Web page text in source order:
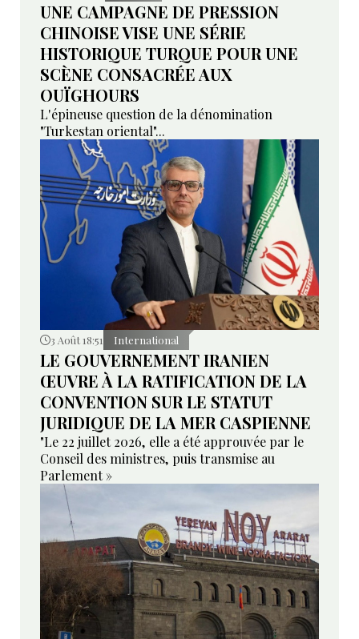
UNE CAMPAGNE DE PRESSION
CHINOISE VISE UNE SÉRIE
HISTORIQUE TURQUE POUR UNE
SCÈNE CONSACRÉE AUX
OUÏGHOURS
L'épineuse question de la dénomination
"Turkestan oriental"...
3 Août 18:51 International
LE GOUVERNEMENT IRANIEN
ŒUVRE À LA RATIFICATION DE LA
CONVENTION SUR LE STATUT
JURIDIQUE DE LA MER CASPIENNE
"Le 22 juillet 2026, elle a été approuvée par le
Conseil des ministres, puis transmise au
Parlement »